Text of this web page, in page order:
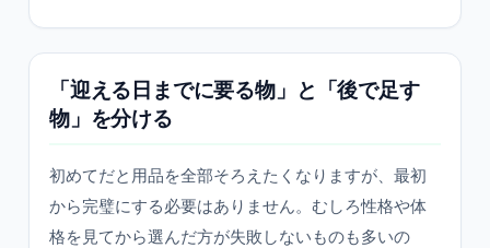
「迎える日までに要る物」と「後で足す
物」を分ける
初めてだと用品を全部そろえたくなりますが、最初
から完璧にする必要はありません。むしろ性格や体
格を見てから選んだ方が失敗しないものも多いの